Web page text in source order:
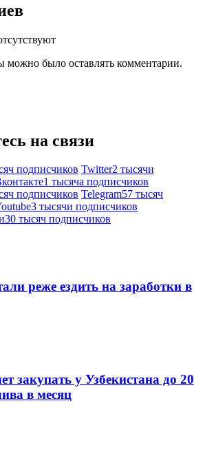
можно было оставлять комментарии.
на связи
подписчиков Twitter2 тысячи
1 тысяча подписчиков
подписчиков Telegram57 тысяч
3 тысячи подписчиков
30 тысяч подписчиков
реже ездить на заработки в
закупать у Узбекистана до 20
в месяц